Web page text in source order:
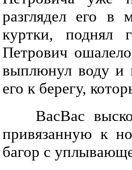
разглядел его в
куртки, поднял
Петрович
выплюнул воду и
его к берегу,
ВасВас
привязанную к
багор с